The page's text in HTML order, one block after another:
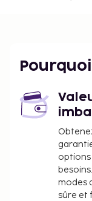
modes
sûre et